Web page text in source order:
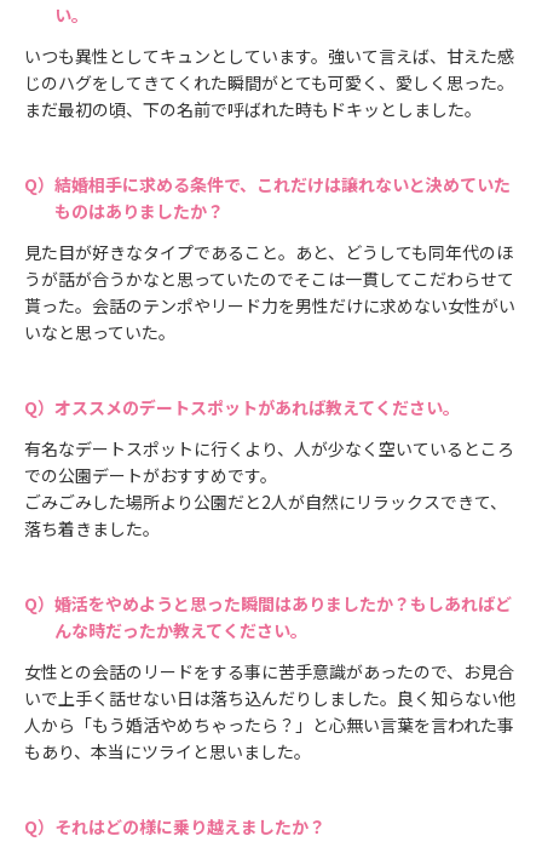
い。
いつも異性としてキュンとしています。強いて言えば、甘えた感
じのハグをしてきてくれた瞬間がとても可愛く、愛しく思った。
まだ最初の頃、下の名前で呼ばれた時もドキッとしました。
結婚相手に求める条件で、これだけは譲れないと決めていた
ものはありましたか？
見た目が好きなタイプであること。あと、どうしても同年代のほ
うが話が合うかなと思っていたのでそこは一貫してこだわらせて
貰った。会話のテンポやリード力を男性だけに求めない女性がい
いなと思っていた。
オススメのデートスポットがあれば教えてください。
有名なデートスポットに行くより、人が少なく空いているところ
での公園デートがおすすめです。
ごみごみした場所より公園だと2人が自然にリラックスできて、
落ち着きました。
婚活をやめようと思った瞬間はありましたか？もしあればど
んな時だったか教えてください。
女性との会話のリードをする事に苦手意識があったので、お見合
いで上手く話せない日は落ち込んだりしました。良く知らない他
人から「もう婚活やめちゃったら？」と心無い言葉を言われた事
もあり、本当にツライと思いました。
それはどの様に乗り越えましたか？